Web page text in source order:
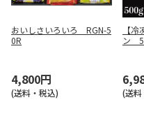
おいしさいろいろ RGN-5
0R
4,800円
(送料・税込)
【
ン
(送料